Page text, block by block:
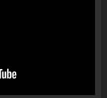
“BESA”… por a e